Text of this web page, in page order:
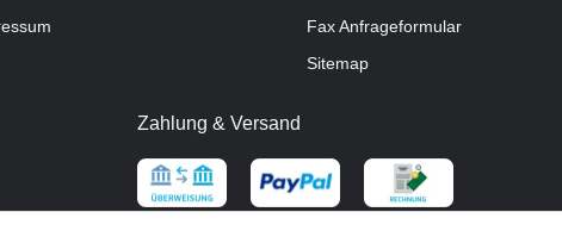
Fax Anfrageformular
Sitemap
Zahlung & Versand